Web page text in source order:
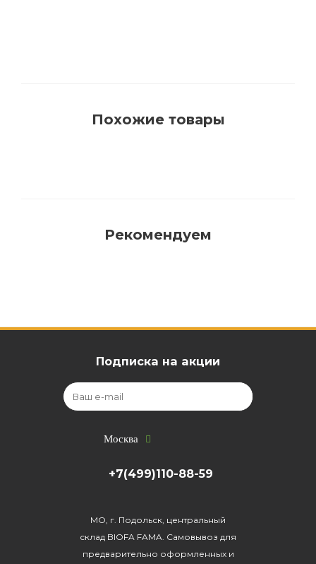
Похожие товары
Рекомендуем
Подписка на акции
Москва
+7(499)110-88-59
МО, г. Подольск, центральный
склад BIOFA FAMA. Самовывоз для
предварительно оформленных и